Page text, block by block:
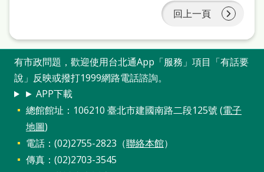
童
版
常
回上一頁
有市政問題，歡迎使用台北通App「服務」項目「有話要
說」反映或撥打1999網路電話諮詢。
► APP下載
總館館址：106210 臺北市建國南路二段125號 (電子
地圖)
電話：(02)2755-2823（聯絡本館）
傳真：(02)2703-3545